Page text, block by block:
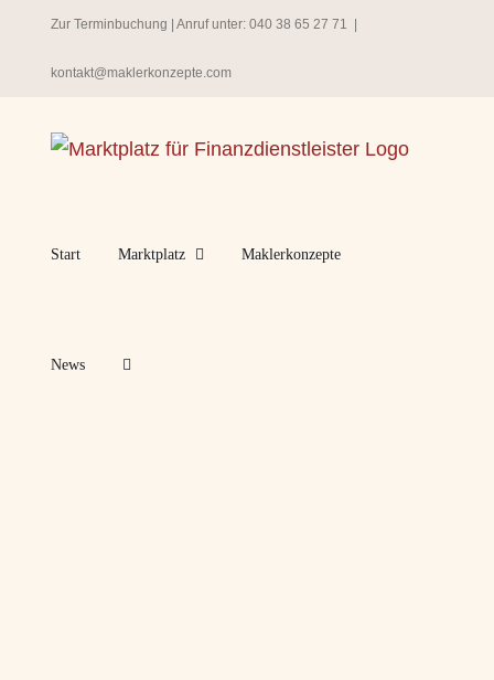
springen
Zur Terminbuchung | Anruf unter: 040 38 65 27 71
kontakt@maklerkonzepte.com
Start Marktplatz Maklerkonzepte
News